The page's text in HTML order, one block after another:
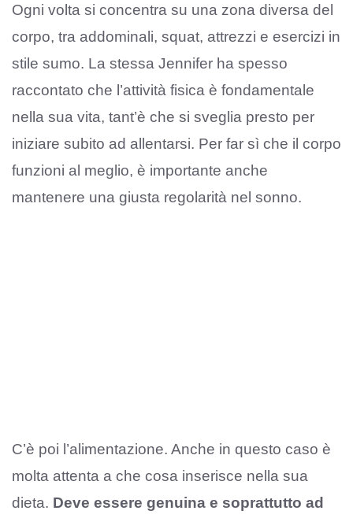
Ogni volta si concentra su una zona diversa del
corpo, tra addominali, squat, attrezzi e esercizi in
stile sumo. La stessa Jennifer ha spesso
raccontato che l’attività fisica è fondamentale
nella sua vita, tant’è che si sveglia presto per
iniziare subito ad allentarsi. Per far sì che il corpo
funzioni al meglio, è importante anche
mantenere una giusta regolarità nel sonno.
C’è poi l’alimentazione. Anche in questo caso è
molta attenta a che cosa inserisce nella sua
dieta. Deve essere genuina e soprattutto ad